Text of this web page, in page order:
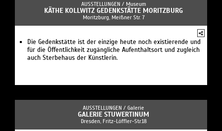
AUSSTELLUNGEN / Museum
KÄTHE KOLLWITZ GEDENKSTÄTTE MORITZBURG
Moritzburg, Meißner Str. 7
Die Gedenkstätte ist der einzige heute noch existierende und
für die Öffentlichkeit zugängliche Aufenthaltsort und zugleich
auch Sterbehaus der Künstlerin.
AUSSTELLUNGEN / Galerie
GALERIE STUWERTINUM
Dresden, Fritz-Löffler-Str.18